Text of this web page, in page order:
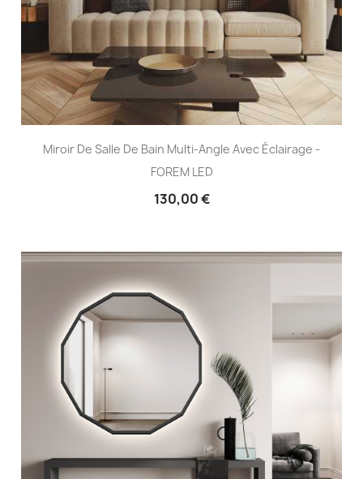
Miroir De Salle De Bain Multi-Angle Avec Éclairage -
FOREM LED
130,00 €